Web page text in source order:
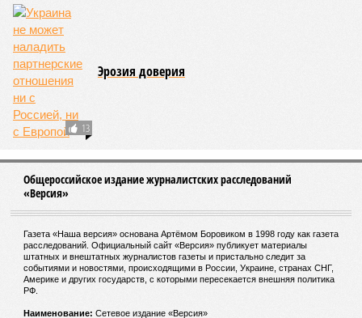
13
Эрозия доверия
Общероссийское издание журналистских расследований
«Версия»
Газета «Наша версия» основана Артёмом Боровиком в 1998 году как газета
расследований. Официальный сайт «Версия» публикует материалы
штатных и внештатных журналистов газеты и пристально следит за
событиями и новостями, происходящими в России, Украине, странах СНГ,
Америке и других государств, с которыми пересекается внешняя политика
РФ.
Наименование: Cетевое издание «Версия»